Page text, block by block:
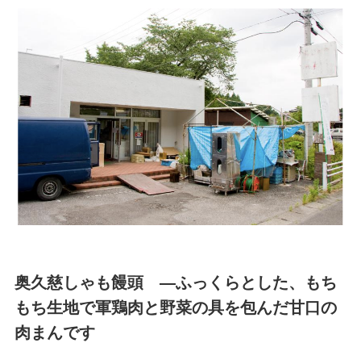
奥久慈しゃも饅頭 ―ふっくらとした、もち
もち生地で軍鶏肉と野菜の具を包んだ甘口の
肉まんです